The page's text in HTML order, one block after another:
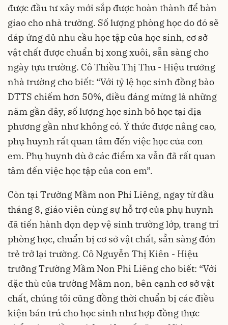
được đầu tư xây mới sắp được hoàn thành để bàn
giao cho nhà trường. Số lượng phòng học do đó sẽ
đáp ứng đủ nhu cầu học tập của học sinh, cơ sở
vật chất được chuẩn bị xong xuôi, sẵn sàng cho
ngày tựu trường. Cô Thiều Thị Thu - Hiệu trưởng
nhà trường cho biết: “Với tỷ lệ học sinh đồng bào
DTTS chiếm hơn 50%, điều đáng mừng là những
năm gần đây, số lượng học sinh bỏ học tại địa
phương gần như không có. Ý thức được nâng cao,
phụ huynh rất quan tâm đến việc học của con
em. Phụ huynh dù ở các điểm xa vẫn đã rất quan
tâm đến việc học tập của con em”.
Còn tại Trường Mầm non Phi Liêng, ngay từ đầu
tháng 8, giáo viên cùng sự hỗ trợ của phụ huynh
đã tiến hành dọn dẹp vệ sinh trường lớp, trang trí
phòng học, chuẩn bị cơ sở vật chất, sẵn sàng đón
trẻ trở lại trường. Cô Nguyễn Thị Kiên - Hiệu
trưởng Trường Mầm Non Phi Liêng cho biết: “Với
đặc thù của trường Mầm non, bên cạnh cơ sở vật
chất, chúng tôi cũng đồng thời chuẩn bị các điều
kiện bán trú cho học sinh như hợp đồng thực